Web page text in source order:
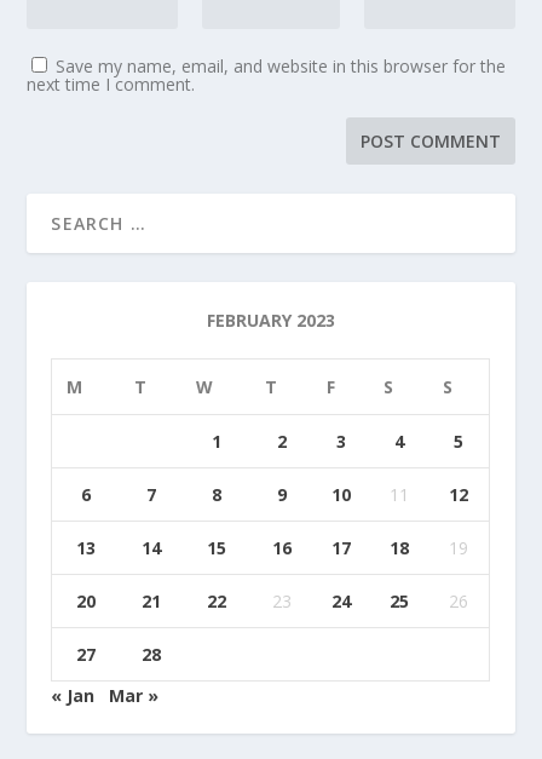
Save my name, email, and website in this browser for the
next time I comment.
FEBRUARY 2023
M T W T F S S
1 2 3 4 5
6 7 8 9 10 11 12
13 14 15 16 17 18 19
20 21 22 23 24 25 26
27
28
« Jan
Mar »